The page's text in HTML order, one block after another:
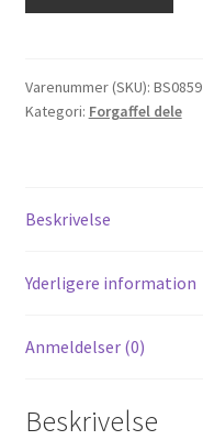
Styrholder
i
Varenummer (SKU): BS0859
Kategori: Forgaffel dele
Beskrivelse
Yderligere information
Anmeldelser (0)
Beskrivelse